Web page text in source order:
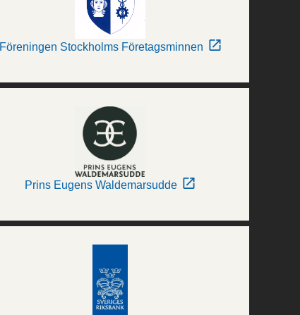
Föreningen Stockholms Företagsminnen
Prins Eugens Waldemarsudde